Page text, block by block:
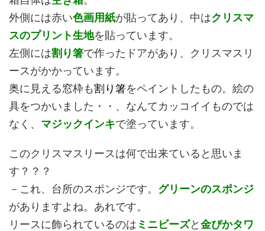
外側には赤い色画用紙が貼ってあり、中はクリスマ
スのプリント生地を貼っています。
左側には割り箸で作ったドアがあり、クリスマスリ
ースがかかっています。
奥に見える窓枠も割り箸をペイントしたもの。絵の
具をつかいました・・、なんてカッコイイものでは
なく、 マジックインキで塗っています。
このクリスマスリースは何で出来ていると思いま
す？？？
－これ、台所のスポンジです。 グリーンのスポンジ
がありますよね。あれです。
リースに飾られているのは ミニビーズと金ぴかタワ